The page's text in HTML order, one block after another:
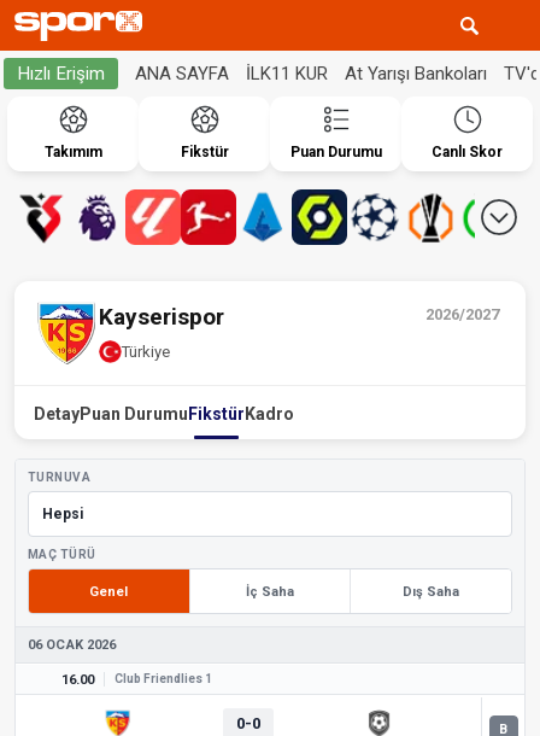
Hızlı Erişim ANA SAYFA İLK11 KUR At Yarışı Bankoları
Takımım Fikstür Puan Durumu Canlı Skor
2026/2027
Kayserispor
Türkiye
DetayPuan Durumu Fikstür Kadro
TURNUVA
MAÇ TÜRÜ
Genel İç Saha Dış Saha
06 OCAK 2026
16.00 Club Friendlies 1
0-0